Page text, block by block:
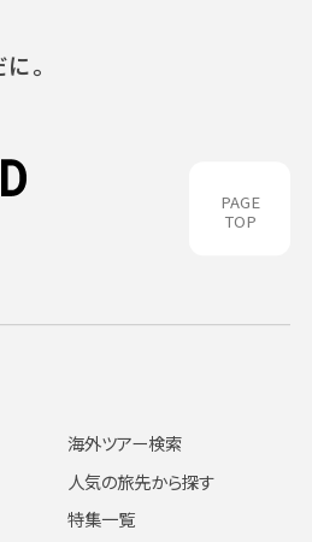
PAGE
TOP
。
海外ツアー検索
人気の旅先から探す
特集一覧